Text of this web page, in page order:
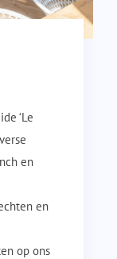
‘Le
en
en
op ons